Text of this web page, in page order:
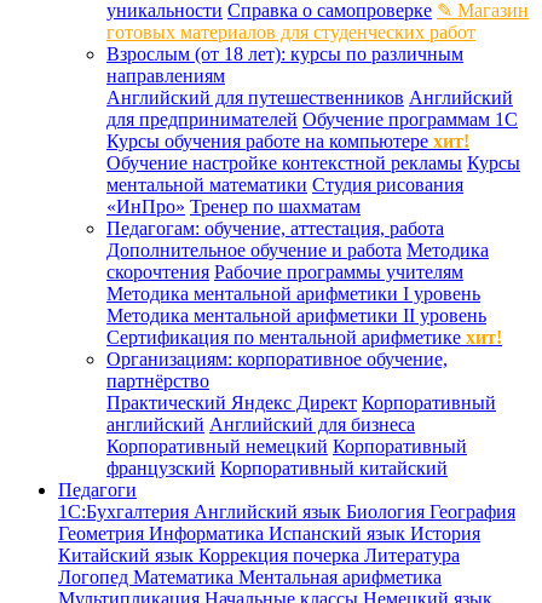
уникальности Справка о самопроверке ✎ Магазин
готовых материалов для студенческих работ
Взрослым (от 18 лет): курсы по различным
направлениям
Английский для путешественников Английский
для предпринимателей Обучение программам 1С
Курсы обучения работе на компьютере хит!
Обучение настройке контекстной рекламы Курсы
ментальной математики Студия рисования
«ИнПро» Тренер по шахматам
Педагогам: обучение, аттестация, работа
Дополнительное обучение и работа Методика
скорочтения Рабочие программы учителям
Методика ментальной арифметики I уровень
Методика ментальной арифметики II уровень
Сертификация по ментальной арифметике хит!
Организациям: корпоративное обучение,
партнёрство
Практический Яндекс Директ Корпоративный
английский Английский для бизнеса
Корпоративный немецкий Корпоративный
французский Корпоративный китайский
Педагоги
1С:Бухгалтерия Английский язык Биология География
Геометрия Информатика Испанский язык История
Китайский язык Коррекция почерка Литература
Логопед Математика Ментальная арифметика
Мультипликация Начальные классы Немецкий язык